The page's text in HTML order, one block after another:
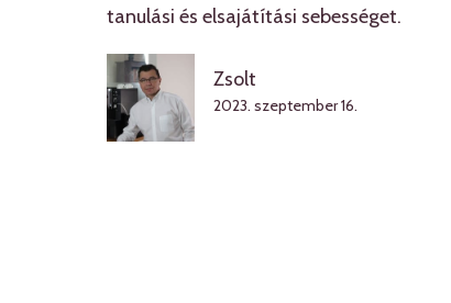
tanulási és elsajátítási sebességet.
Zsolt
2023. szeptember 16.